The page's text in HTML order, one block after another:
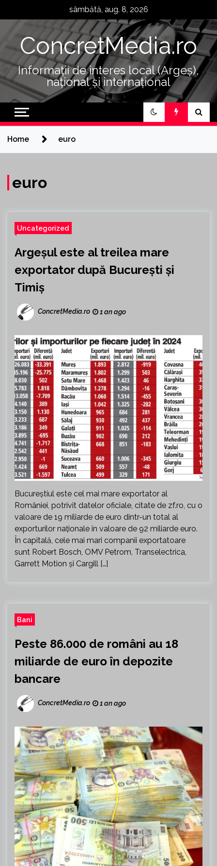
sâmbătă, aug. 8, 2026
ConcretMedia.ro
Informații de interes local (Argeș),
național și internațional
Home euro
euro
Uncategorized
Argeșul este al treilea mare
exportator după București și
Timiș
ConcretMedia.ro 1 an ago
Bucureştiul este cel mai mare exportator al
României, potrivit datelor oficia­le, citate de zf.ro, cu o
valoare de 19 miliarde de euro dintr-un total al
expor­tu­rilor naționale în valoare de 92 miliarde euro.
În capitală, cele mai mari companii exportatoare
sunt Robert Bosch, OMV Petrom, Transelectrica,
Garrett Motion şi Cargill […]
Bani
Peste 86.000 de români au 18
miliarde de euro în depozite
bancare
ConcretMedia.ro 1 an ago